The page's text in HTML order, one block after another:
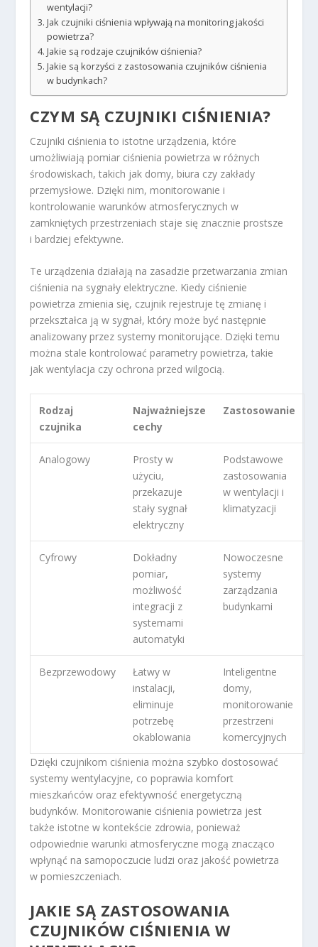
wentylacji?
Jak czujniki ciśnienia wpływają na monitoring jakości
powietrza?
Jakie są rodzaje czujników ciśnienia?
Jakie są korzyści z zastosowania czujników ciśnienia
w budynkach?
CZYM SĄ CZUJNIKI CIŚNIENIA?
Czujniki ciśnienia to istotne urządzenia, które
umożliwiają pomiar ciśnienia powietrza w różnych
środowiskach, takich jak domy, biura czy zakłady
przemysłowe. Dzięki nim, monitorowanie i
kontrolowanie warunków atmosferycznych w
zamkniętych przestrzeniach staje się znacznie prostsze
i bardziej efektywne.
Te urządzenia działają na zasadzie przetwarzania zmian
ciśnienia na sygnały elektryczne. Kiedy ciśnienie
powietrza zmienia się, czujnik rejestruje tę zmianę i
przekształca ją w sygnał, który może być następnie
analizowany przez systemy monitorujące. Dzięki temu
można stale kontrolować parametry powietrza, takie
jak wentylacja czy ochrona przed wilgocią.
Rodzaj
czujnika
Najważniejsze
cechy
Zastosowanie
Analogowy
Prosty w
użyciu,
przekazuje
stały sygnał
elektryczny
Podstawowe
zastosowania
w wentylacji i
klimatyzacji
Cyfrowy
Dokładny
pomiar,
możliwość
integracji z
systemami
automatyki
Nowoczesne
systemy
zarządzania
budynkami
Bezprzewodowy
Łatwy w
instalacji,
eliminuje
potrzebę
okablowania
Inteligentne
domy,
monitorowanie
przestrzeni
komercyjnych
Dzięki czujnikom ciśnienia można szybko dostosować
systemy wentylacyjne, co poprawia komfort
mieszkańców oraz efektywność energetyczną
budynków. Monitorowanie ciśnienia powietrza jest
także istotne w kontekście zdrowia, ponieważ
odpowiednie warunki atmosferyczne mogą znacząco
wpłynąć na samopoczucie ludzi oraz jakość powietrza
w pomieszczeniach.
JAKIE SĄ ZASTOSOWANIA
CZUJNIKÓW CIŚNIENIA W